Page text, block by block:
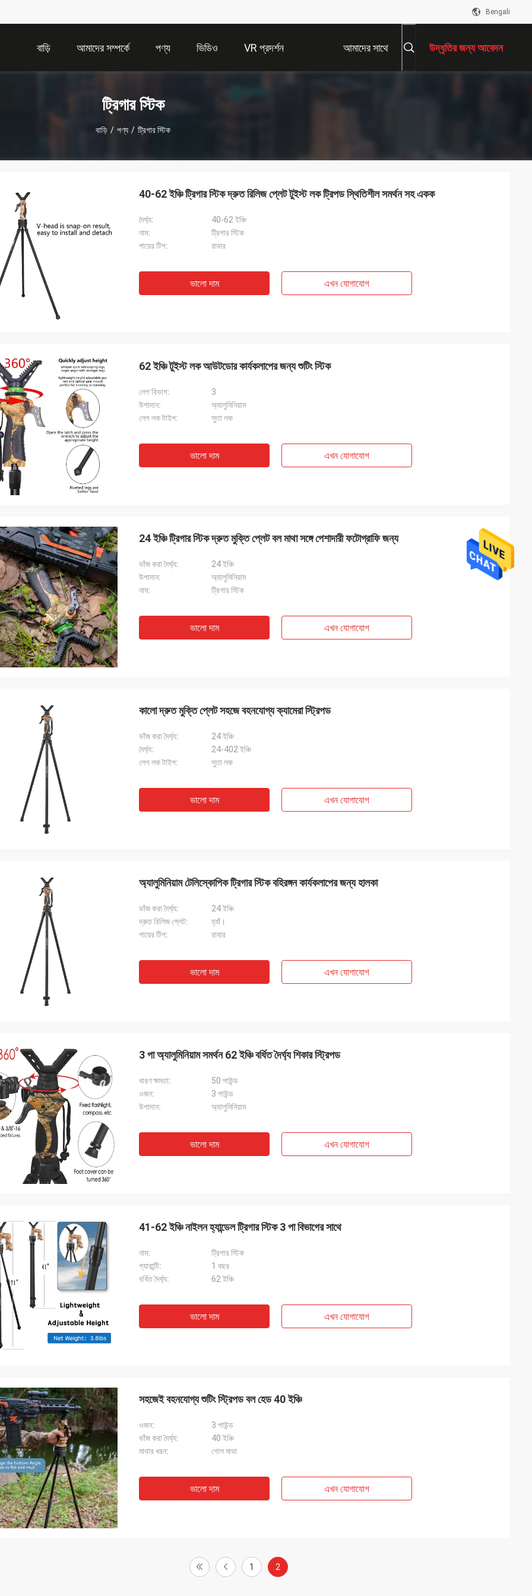
Bengali
বাড়ি আমাদের সম্পর্কে পণ্য ভিডিও VR প্রদর্শন আমাদের সাথে উদ্ধৃতির জন্য আবেদন
ট্রিগার স্টিক
বাড়ি / পণ্য / ট্রিগার স্টিক
40-62 ইঞ্চি ট্রিগার স্টিক দ্রুত রিলিজ প্লেট টুইস্ট লক ট্রিপড স্থিতিশীল সমর্থন সহ একক
দৈর্ঘ্য:
40-62 ইঞ্চি
নাম:
ট্রিগার স্টিক
পায়ের টিপ:
রাবার
ভালো দাম এখন যোগাযোগ
62 ইঞ্চি টুইস্ট লক আউটডোর কার্যকলাপের জন্য শুটিং স্টিক
লেগ বিভাগ:
3
উপাদান:
অ্যালুমিনিয়াম
লেগ লক টাইপ:
সুতা লক
ভালো দাম এখন যোগাযোগ
24 ইঞ্চি ট্রিগার স্টিক দ্রুত মুক্তি প্লেট বল মাথা সঙ্গে পেশাদারী ফটোগ্রাফি জন্য
ভাঁজ করা দৈর্ঘ্য:
24 ইঞ্চি
উপাদান:
অ্যালুমিনিয়াম
নাম:
ট্রিগার স্টিক
ভালো দাম এখন যোগাযোগ
কালো দ্রুত মুক্তি প্লেট সহজে বহনযোগ্য ক্যামেরা স্ট্রিপড
ভাঁজ করা দৈর্ঘ্য:
24 ইঞ্চি
দৈর্ঘ্য:
24-402 ইঞ্চি
লেগ লক টাইপ:
সুতা লক
ভালো দাম এখন যোগাযোগ
অ্যালুমিনিয়াম টেলিস্কোপিক ট্রিগার স্টিক বহিরঙ্গন কার্যকলাপের জন্য হালকা
ভাঁজ করা দৈর্ঘ্য:
24 ইঞ্চি
দ্রুত রিলিজ প্লেট:
হ্যাঁ।
পায়ের টিপ:
রাবার
ভালো দাম এখন যোগাযোগ
3 পা অ্যালুমিনিয়াম সমর্থন 62 ইঞ্চি বর্ধিত দৈর্ঘ্য শিকার স্ট্রিপড
ধারণ ক্ষমতা:
50 পাউন্ড
ওজন:
3 পাউন্ড
উপাদান:
অ্যালুমিনিয়াম
ভালো দাম এখন যোগাযোগ
41-62 ইঞ্চি নাইলন হ্যান্ডেল ট্রিগার স্টিক 3 পা বিভাগের সাথে
নাম:
ট্রিগার স্টিক
গ্যারান্টি:
1 বছর
বর্ধিত দৈর্ঘ্য:
62 ইঞ্চি
ভালো দাম এখন যোগাযোগ
সহজেই বহনযোগ্য শুটিং স্ট্রিপড বল হেড 40 ইঞ্চি
ওজন:
3 পাউন্ড
ভাঁজ করা দৈর্ঘ্য:
40 ইঞ্চি
মাথার ধরন:
গোল মাথা
ভালো দাম এখন যোগাযোগ
1 2